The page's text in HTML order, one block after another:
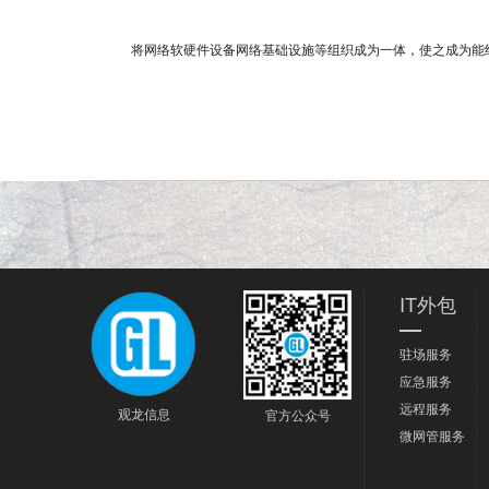
将网络软硬件设备网络基础设施等组织成为一体，使之成为
观龙信息 官方公众号
IT外包
驻场服务
应急服务
远程服务
微网管服务